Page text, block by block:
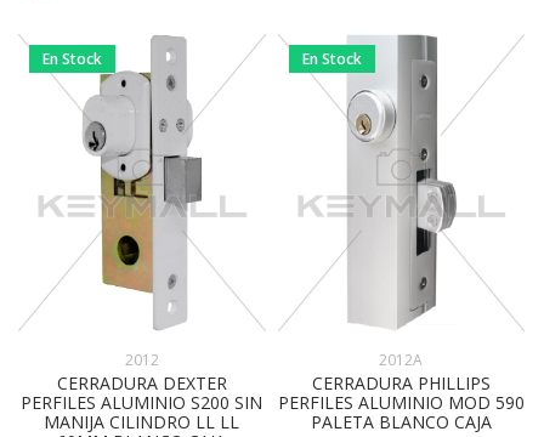
En Stock
2012
CERRADURA DEXTER
PERFILES ALUMINIO S200 SIN
MANIJA CILINDRO LL LL
En Stock
2012A
CERRADURA PHILLIPS
PERFILES ALUMINIO MOD 590
PALETA BLANCO CAJA